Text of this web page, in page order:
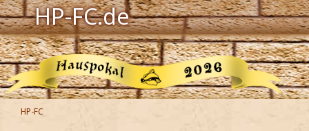
HP-FC.de
Navigation
Harry Potter
Der HP-FC
HP-FC